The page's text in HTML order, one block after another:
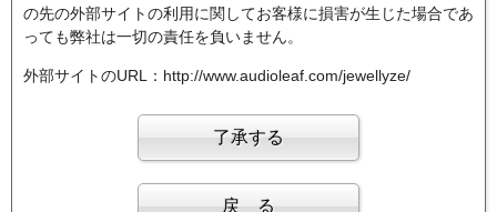
の先の外部サイトの利用に関してお客様に損害が生じた場合であ
っても弊社は一切の責任を負いません。
外部サイトのURL：http://www.audioleaf.com/jewellyze/